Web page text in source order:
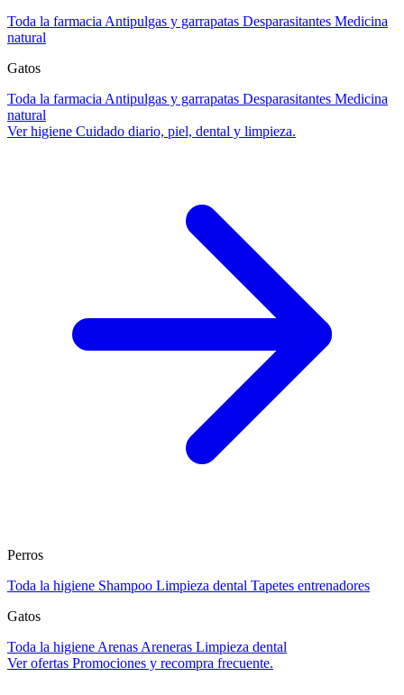
Toda la farmacia Antipulgas y garrapatas Desparasitantes Medicina
natural
Gatos
Toda la farmacia Antipulgas y garrapatas Desparasitantes Medicina
natural
Ver higiene Cuidado diario, piel, dental y limpieza.
Perros
Toda la higiene Shampoo Limpieza dental Tapetes entrenadores
Gatos
Toda la higiene Arenas Areneras Limpieza dental
Ver ofertas Promociones y recompra frecuente.